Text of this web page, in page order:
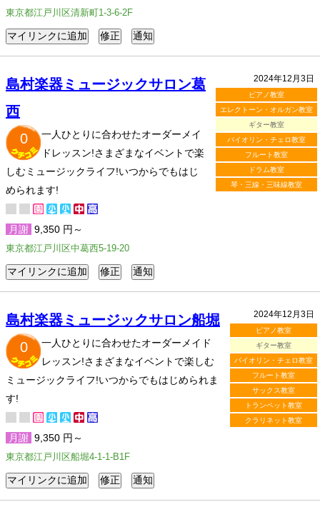
東京都江戸川区清新町1-3-6-2F
2024年12月3日
ピアノ教室
エレクトーン・オルガン教室
ギター教室
バイオリン・チェロ教室
フルート教室
ドラム教室
琴・三線・三味線教室
島村楽器ミュージックサロン葛
西
0
一人ひとりに合わせたオーダーメイ
ドレッスン!さまざまなイベントで楽
しむミュージックライフ!いつからでもはじ
められます!
月謝 9,350 円～
東京都江戸川区中葛西5-19-20
2024年12月3日
ピアノ教室
ギター教室
バイオリン・チェロ教室
フルート教室
サックス教室
トランペット教室
クラリネット教室
島村楽器ミュージックサロン船堀
0
一人ひとりに合わせたオーダーメイド
レッスン!さまざまなイベントで楽しむ
ミュージックライフ!いつからでもはじめられま
す!
月謝 9,350 円～
東京都江戸川区船堀4-1-1-B1F